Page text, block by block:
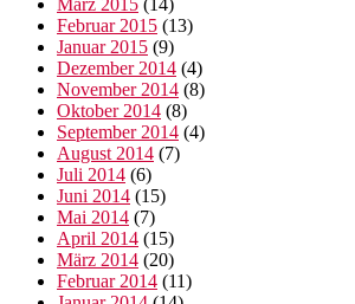
März 2015 (14)
Februar 2015 (13)
Januar 2015 (9)
Dezember 2014 (4)
November 2014 (8)
Oktober 2014 (8)
September 2014 (4)
August 2014 (7)
Juli 2014 (6)
Juni 2014 (15)
Mai 2014 (7)
April 2014 (15)
März 2014 (20)
Februar 2014 (11)